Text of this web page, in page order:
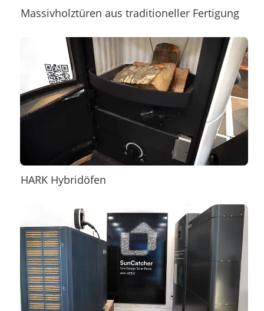
Massivholztüren aus traditioneller Fertigung
HARK Hybridöfen